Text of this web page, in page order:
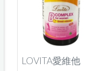
LOVITA愛維他